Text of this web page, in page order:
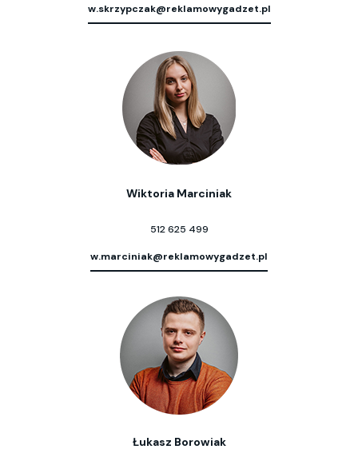
w.skrzypczak@reklamowygadzet.pl
Wiktoria Marciniak
512 625 499
w.marciniak@reklamowygadzet.pl
Łukasz Borowiak